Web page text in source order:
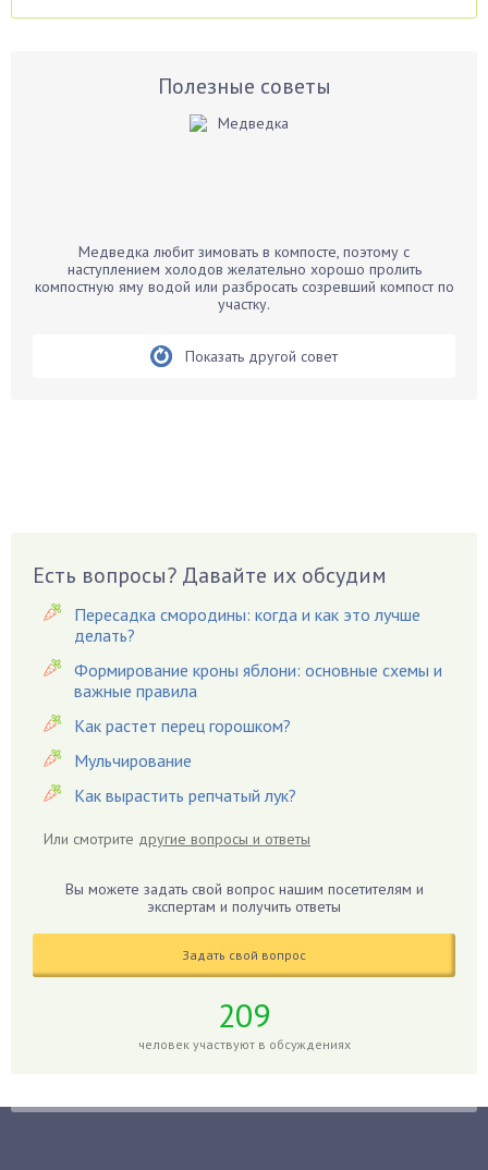
Аспарагус
Бархатцы
Бегония
Вешенки
Виноград
Вредители
Гардения
Гацания
Гвоздики
Георгины
Гиацинт
Гладиолусы
Гранат
Полезные советы
Медведка любит зимовать в компосте, поэтому с
наступлением холодов желательно хорошо пролить
компостную яму водой или разбросать созревший компост по
участку.
Показать другой совет
Есть вопросы? Давайте их обсудим
Пересадка смородины: когда и как это лучше
делать?
Формирование кроны яблони: основные схемы и
важные правила
Как растет перец горошком?
Мульчирование
Как вырастить репчатый лук?
Или смотрите другие вопросы и ответы
Вы можете задать свой вопрос нашим посетителям и
экспертам и получить ответы
Задать свой вопрос
209
человек участвуют в обсуждениях